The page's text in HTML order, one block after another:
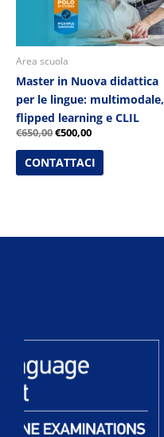
Area scuola
Master in Nuova didattica
per le lingue: multimodale,
flipped learning e CLIL
€650,00€500,00
CONTATTACI